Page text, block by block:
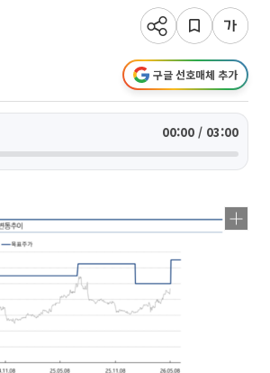
구글 선호매체 추가
00:00 / 03:00